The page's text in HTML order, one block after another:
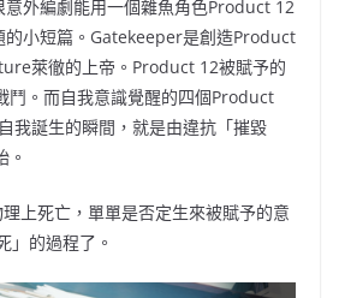
外編劇能用一個雜魚角色Product 12
小短篇。Gatekeeper是創造Product
萊徹的上帝。Product 12被賦予的
鬥。而自我意識覺醒的四個Product
我誕生的瞬間，就是由違抗「摧毀
。
上死亡，單單是否定生來被賦予的意
」的過程了。